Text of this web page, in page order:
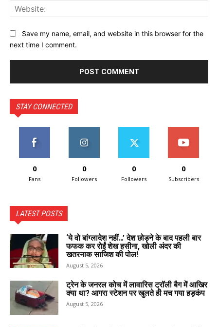
Save my name, email, and website in this browser for the
next time I comment.
STAY CONNECTED
0
Fans
0
Followers
0
Followers
0
Subscribers
LATEST POSTS
‘ये वो बांग्लादेश नहीं…’ देश छोड़ने के बाद पहली बार
फफक कर रोईं शेख हसीना, खोली अंदर की
खतरनाक साजिश की पोल!
August 5, 2026
ट्रेन के जनरल कोच में लावारिस ट्रॉली बैग में आखिर
क्या था? आगरा स्टेशन पर खुलते ही मच गया हड़कंप
August 5, 2026